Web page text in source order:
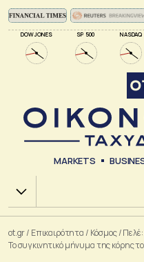
DOW JONES SP 500 NASDAQ
MARKETS
Χ.Α.
ot.gr/ Επικαιρότητα / Κόσμος/
To συγκινητικό μήνυμα της κόρης